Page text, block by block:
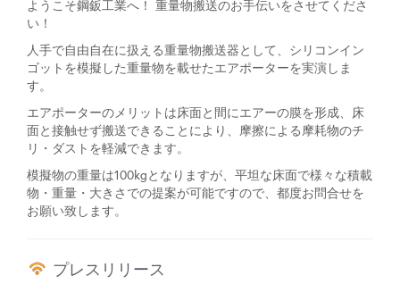
ようこそ鋼鈑工業へ！ 重量物搬送のお手伝いをさせてくださ
い！
人手で自由自在に扱える重量物搬送器として、シリコンイン
ゴットを模擬した重量物を載せたエアポーターを実演しま
す。
エアポーターのメリットは床面と間にエアーの膜を形成、床
面と接触せず搬送できることにより、摩擦による摩耗物のチ
リ・ダストを軽減できます。
模擬物の重量は100kgとなりますが、平坦な床面で様々な積載
物・重量・大きさでの提案が可能ですので、都度お問合せを
お願い致します。
プレスリリース